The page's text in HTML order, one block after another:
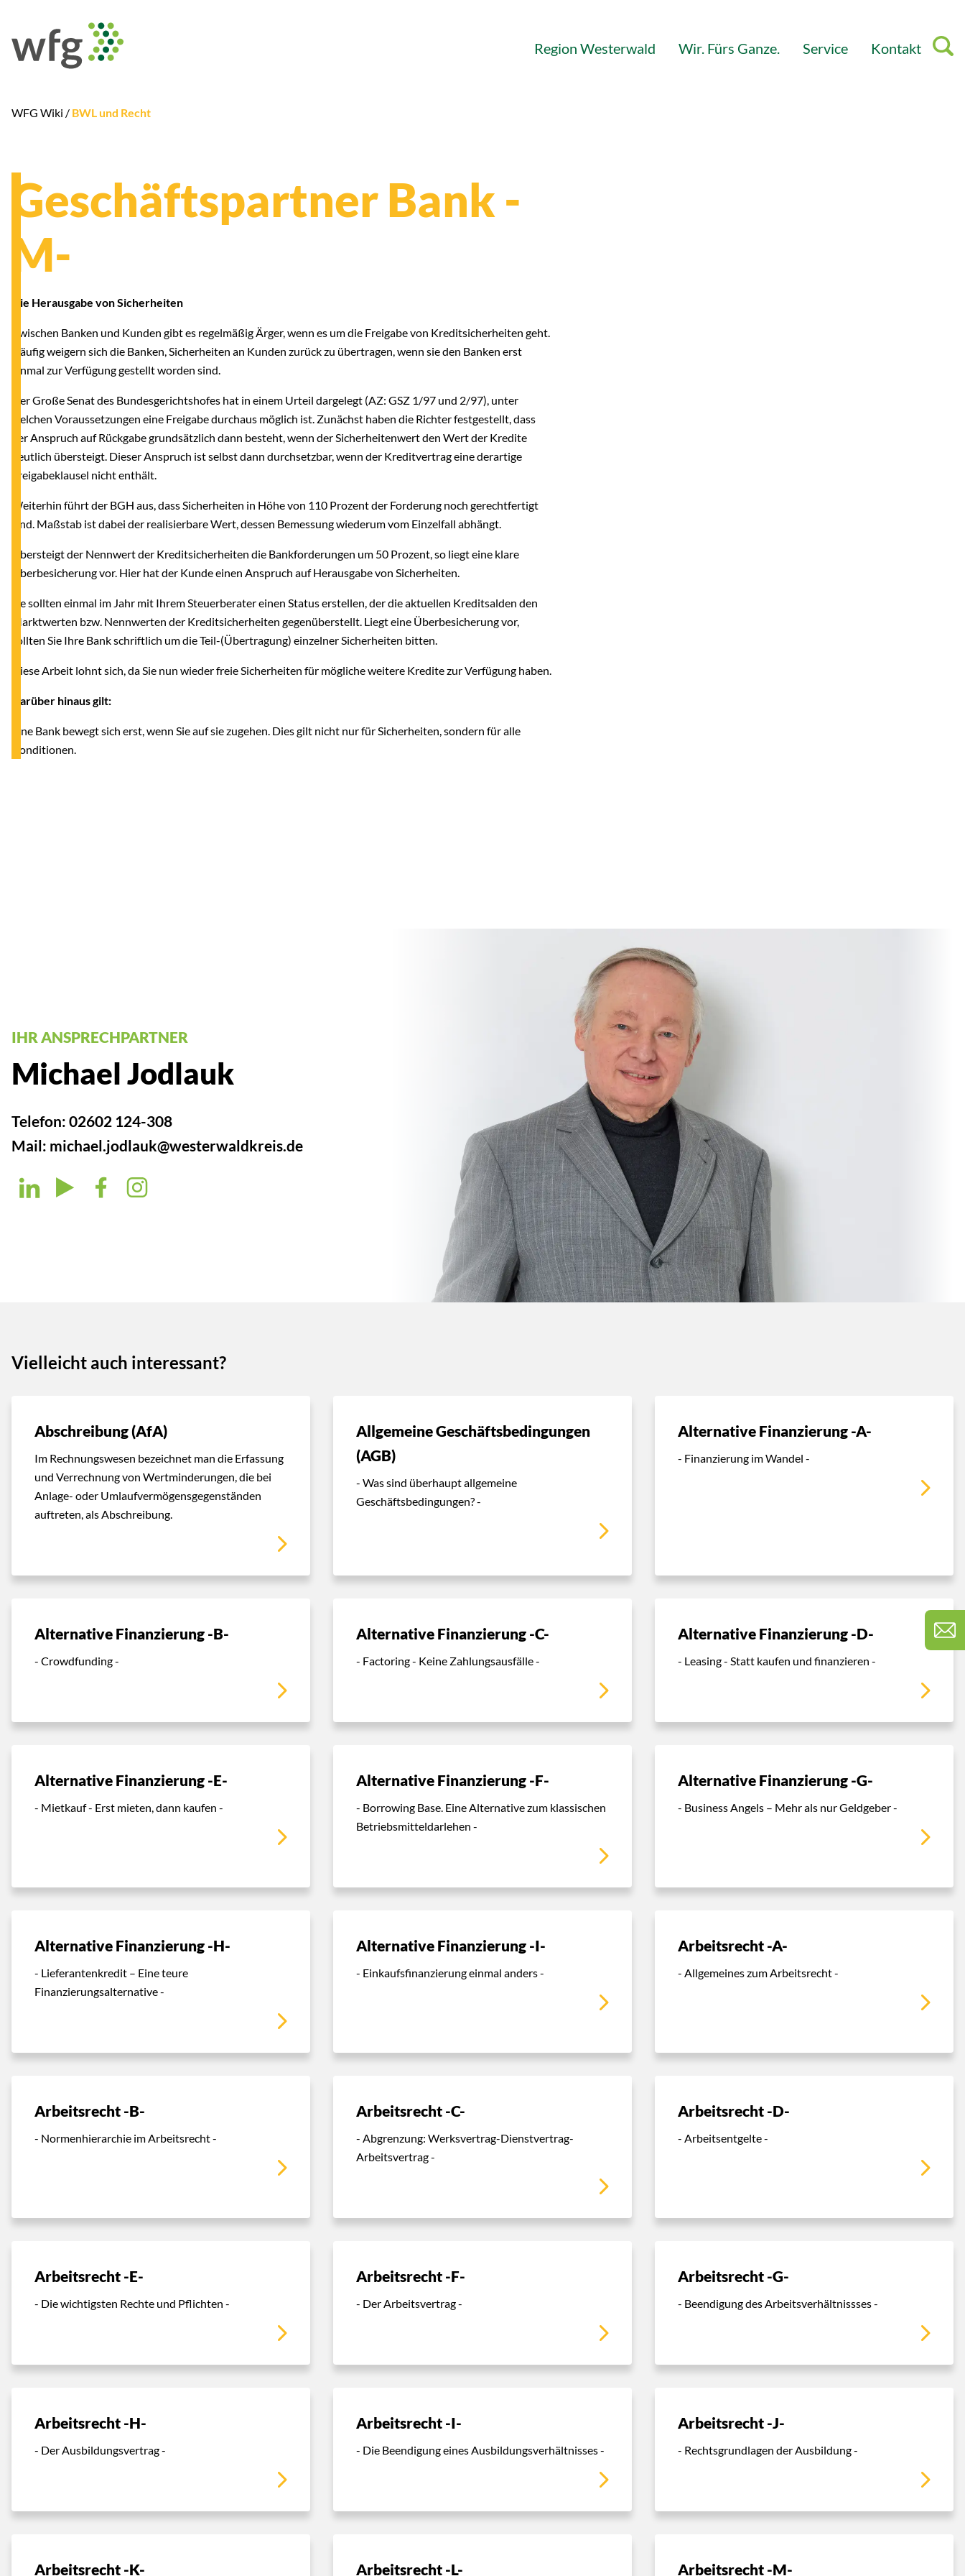
Region Westerwald Wir. Fürs Ganze. Service Kontakt
WFG Wiki / BWL und Recht
Geschäftspartner Bank -
M-
Die Herausgabe von Sicherheiten
Zwischen Banken und Kunden gibt es regelmäßig Ärger, wenn es um die Freigabe von Kreditsicherheiten geht.
Häufig weigern sich die Banken, Sicherheiten an Kunden zurück zu übertragen, wenn sie den Banken erst
einmal zur Verfügung gestellt worden sind.
Der Große Senat des Bundesgerichtshofes hat in einem Urteil dargelegt (AZ: GSZ 1/97 und 2/97), unter
welchen Voraussetzungen eine Freigabe durchaus möglich ist. Zunächst haben die Richter festgestellt, dass
der Anspruch auf Rückgabe grundsätzlich dann besteht, wenn der Sicherheitenwert den Wert der Kredite
deutlich übersteigt. Dieser Anspruch ist selbst dann durchsetzbar, wenn der Kreditvertrag eine derartige
Freigabeklausel nicht enthält.
Weiterhin führt der BGH aus, dass Sicherheiten in Höhe von 110 Prozent der Forderung noch gerechtfertigt
sind. Maßstab ist dabei der realisierbare Wert, dessen Bemessung wiederum vom Einzelfall abhängt.
Übersteigt der Nennwert der Kreditsicherheiten die Bankforderungen um 50 Prozent, so liegt eine klare
Überbesicherung vor. Hier hat der Kunde einen Anspruch auf Herausgabe von Sicherheiten.
Sie sollten einmal im Jahr mit Ihrem Steuerberater einen Status erstellen, der die aktuellen Kreditsalden den
Marktwerten bzw. Nennwerten der Kreditsicherheiten gegenüberstellt. Liegt eine Überbesicherung vor,
sollten Sie Ihre Bank schriftlich um die Teil-(Übertragung) einzelner Sicherheiten bitten.
Diese Arbeit lohnt sich, da Sie nun wieder freie Sicherheiten für mögliche weitere Kredite zur Verfügung haben.
Darüber hinaus gilt:
Eine Bank bewegt sich erst, wenn Sie auf sie zugehen. Dies gilt nicht nur für Sicherheiten, sondern für alle
Konditionen.
IHR ANSPRECHPARTNER
Michael Jodlauk
Telefon:02602 124-308
Mail: michael.jodlauk@westerwaldkreis.de
Vielleicht auch interessant?
Abschreibung (AfA)
Im Rechnungswesen bezeichnet man die Erfassung
und Verrechnung von Wertminderungen, die bei
Anlage- oder Umlaufvermögensgegenständen
auftreten, als Abschreibung.
Allgemeine Geschäftsbedingungen
(AGB)
- Was sind überhaupt allgemeine
Geschäftsbedingungen? -
Alternative Finanzierung -A-
- Finanzierung im Wandel -
Alternative Finanzierung -B-
- Crowdfunding -
Alternative Finanzierung -C-
- Factoring - Keine Zahlungsausfälle -
Alternative Finanzierung -D-
- Leasing - Statt kaufen und finanzieren -
Alternative Finanzierung -E-
- Mietkauf - Erst mieten, dann kaufen -
Alternative Finanzierung -F-
- Borrowing Base. Eine Alternative zum klassischen
Betriebsmitteldarlehen -
Alternative Finanzierung -G-
- Business Angels – Mehr als nur Geldgeber -
Alternative Finanzierung -H-
- Lieferantenkredit – Eine teure
Finanzierungsalternative -
Alternative Finanzierung -I-
- Einkaufsfinanzierung einmal anders -
Arbeitsrecht -A-
- Allgemeines zum Arbeitsrecht -
Arbeitsrecht -B-
- Normenhierarchie im Arbeitsrecht -
Arbeitsrecht -C-
- Abgrenzung: Werksvertrag-Dienstvertrag-
Arbeitsvertrag -
Arbeitsrecht -D-
- Arbeitsentgelte -
Arbeitsrecht -E-
- Die wichtigsten Rechte und Pflichten -
Arbeitsrecht -F-
- Der Arbeitsvertrag -
Arbeitsrecht -G-
- Beendigung des Arbeitsverhältnissses -
Arbeitsrecht -H-
- Der Ausbildungsvertrag -
Arbeitsrecht -I-
- Die Beendigung eines Ausbildungsverhältnisses -
Arbeitsrecht -J-
- Rechtsgrundlagen der Ausbildung -
Arbeitsrecht -K- Arbeitsrecht -L- Arbeitsrecht -M-